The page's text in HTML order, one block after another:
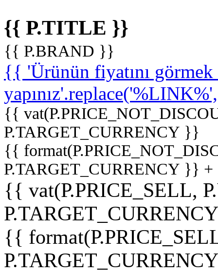
{{ P.TITLE }}
{{ P.BRAND }}
{{ 'Ürünün fiyatını
{{
P.TARGET_CURRENCY }}
{{
P.TARGET_CURRENCY }}
{{ vat(P.PRICE_SELL,
{{